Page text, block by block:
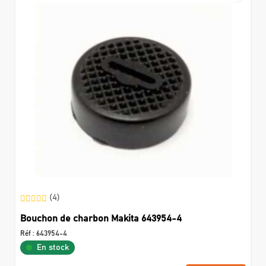
(4)
Bouchon de charbon Makita 643954-4
Réf : 643954-4
En stock